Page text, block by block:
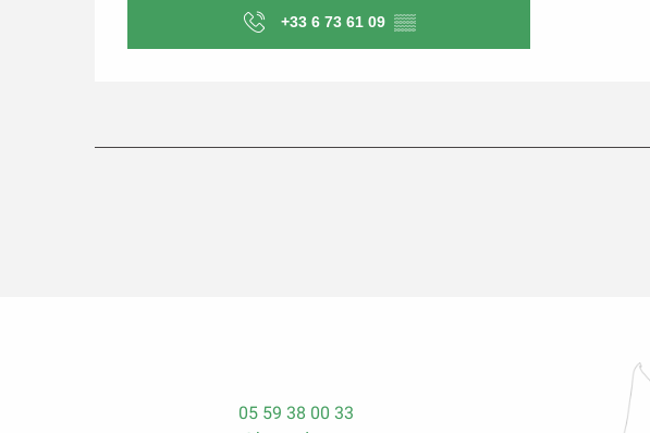
+33 6 73 61 09 ▒▒
05 59 38 00 33